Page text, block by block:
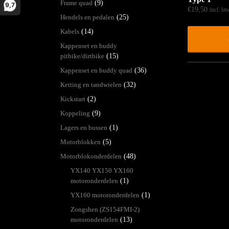
9,7
€19,50 incl.
Frame quad (9)
Hendels en pedalen (25)
Kabels (14)
Kappenset en buddy
pitbike/dirtbike (15)
Kappenset en buddy quad (36)
Ketting en tandwielen (32)
Kickstart (2)
Koppeling (9)
Lagers en bussen (1)
Motorblokken (5)
Motorblokonderdelen (48)
YX140 YX150 YX160
motoronderdelen (1)
YX160 motoronderdelen (1)
Zongshen (ZS154FMI-2)
motoronderdelen (13)